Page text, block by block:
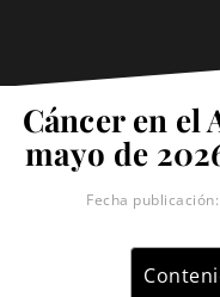
Cáncer en el
mayo de
Fecha publicación: